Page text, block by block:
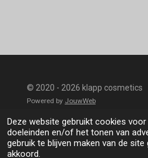
Deze website gebruikt cookies
doeleinden en/of het tonen van
gebruik te blijven maken van de site
akkoord.
© 2020 - 2026 klapp cosmetics
Powered by JouwWeb